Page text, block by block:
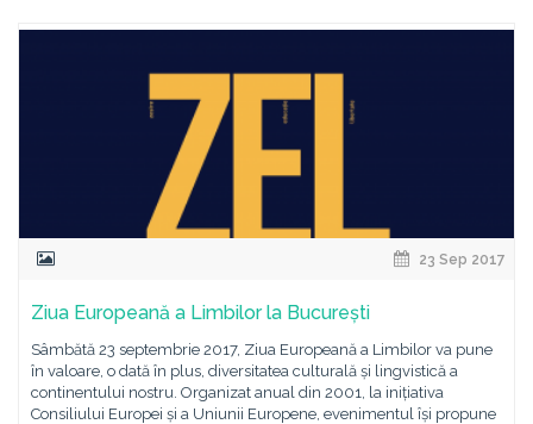
23 Sep 2017
Ziua Europeană a Limbilor la București
Sâmbătă 23 septembrie 2017, Ziua Europeană a Limbilor va pune
în valoare, o dată în plus, diversitatea culturală și lingvistică a
continentului nostru. Organizat anual din 2001, la inițiativa
Consiliului Europei și a Uniunii Europene, evenimentul își propune